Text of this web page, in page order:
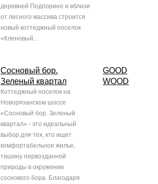
деревней Подпорино и вблизи
от лесного массива строится
новый коттеджный поселок
«Кленовый...
Сосновый бор.
Зеленый квартал
Коттеджный поселок на
Новорязанском шоссе
«Сосновый бор. Зеленый
квартал» - это идеальный
выбор для тех, кто ищет
комфортабельное жилье,
тишину первозданной
природы в окружении
соснового бора. Благодаря
GOOD
WOOD